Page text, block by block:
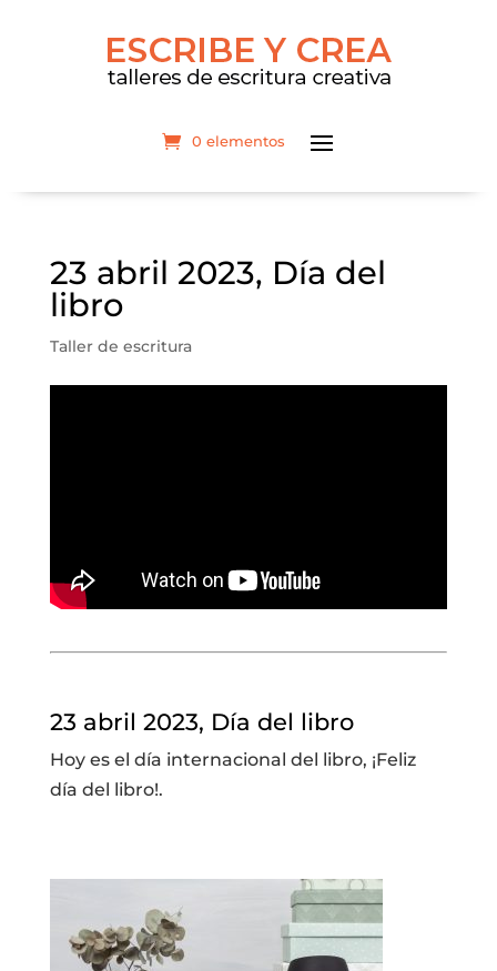
0 elementos
23 abril 2023, Día del
libro
Taller de escritura
23 abril 2023, Día del libro
Hoy es el día internacional del libro, ¡Feliz
día del libro!.